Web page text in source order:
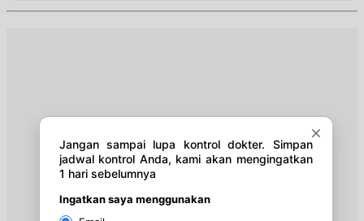
Senin, 17/08/2026
Senin, 17/08/2026